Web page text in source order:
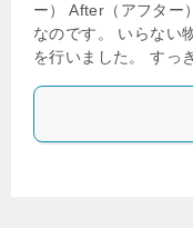
ー） After（アフター
なのです。 いらない
を行いました。 すっ